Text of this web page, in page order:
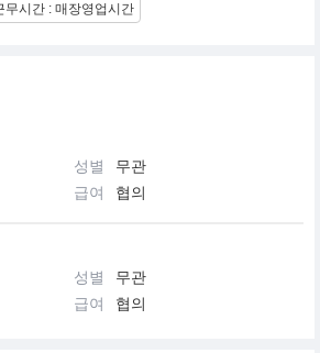
창조성을 발현할 수 있는 영역을 넓혀가고
는 2000년에 설립, 전국 약 70여 개의 면
매장을 운영하며, 독자적인 브랜드 입지를
유산과 고유한 기술을 집약한 체험형 럭
도산파크 플래그십 스토어를 오픈하였습
무시간 : 매장영업시간
성별
무관
급여 협의
성별
무관
급여 협의